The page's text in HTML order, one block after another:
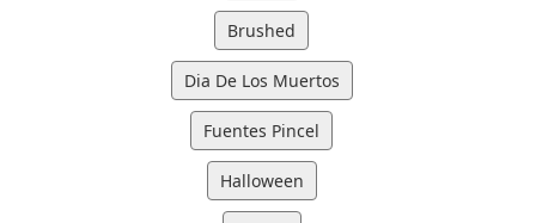
Brushed
Dia De Los Muertos
Fuentes Pincel
Halloween